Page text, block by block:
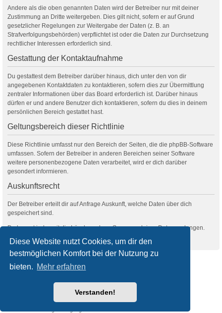
Diese Website nutzt Cookies, um dir den
bestmöglichen Komfort bei der Nutzung zu
bieten. Mehr erfahren
Verstanden!
Andere als die oben genannten Daten wird der Betreiber nur mit deiner
Zustimmung an Dritte weitergeben. Dies gilt nicht, sofern er auf Grund
gesetzlicher Regelungen zur Weitergabe der Daten (z. B. an
Strafverfolgungsbehörden) verpflichtet ist oder die Daten zur Durchsetzung
rechtlicher Interessen erforderlich sind.
Gestattung der Kontaktaufnahme
Du gestattest dem Betreiber darüber hinaus, dich unter den von dir
angegebenen Kontaktdaten zu kontaktieren, sofern dies zur Übermittlung
zentraler Informationen über das Board erforderlich ist. Darüber hinaus
dürfen er und andere Benutzer dich kontaktieren, sofern du dies in deinem
persönlichen Bereich gestattet hast.
Geltungsbereich dieser Richtlinie
Diese Richtlinie umfasst nur den Bereich der Seiten, die die phpBB-Software
umfassen. Sofern der Betreiber in anderen Bereichen seiner Software
weitere personenbezogene Daten verarbeitet, wird er dich darüber
gesondert informieren.
Auskunftsrecht
Der Betreiber erteilt dir auf Anfrage Auskunft, welche Daten über dich
gespeichert sind.
Du kannst jederzeit die Löschung bzw. Sperrung deiner Daten verlangen.
filmquiz.de Alle Foren
® Forum Software © phpBB Limited
phpBB.de
created by INVENTEA & v12mike